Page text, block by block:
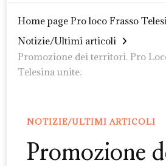
Home page Pro loco Frasso
Notizie/Ultimi articoli
Promozione dei territori. Pro
Telesina unite.
NOTIZIE/ULTIMI ARTICOLI
Promozione